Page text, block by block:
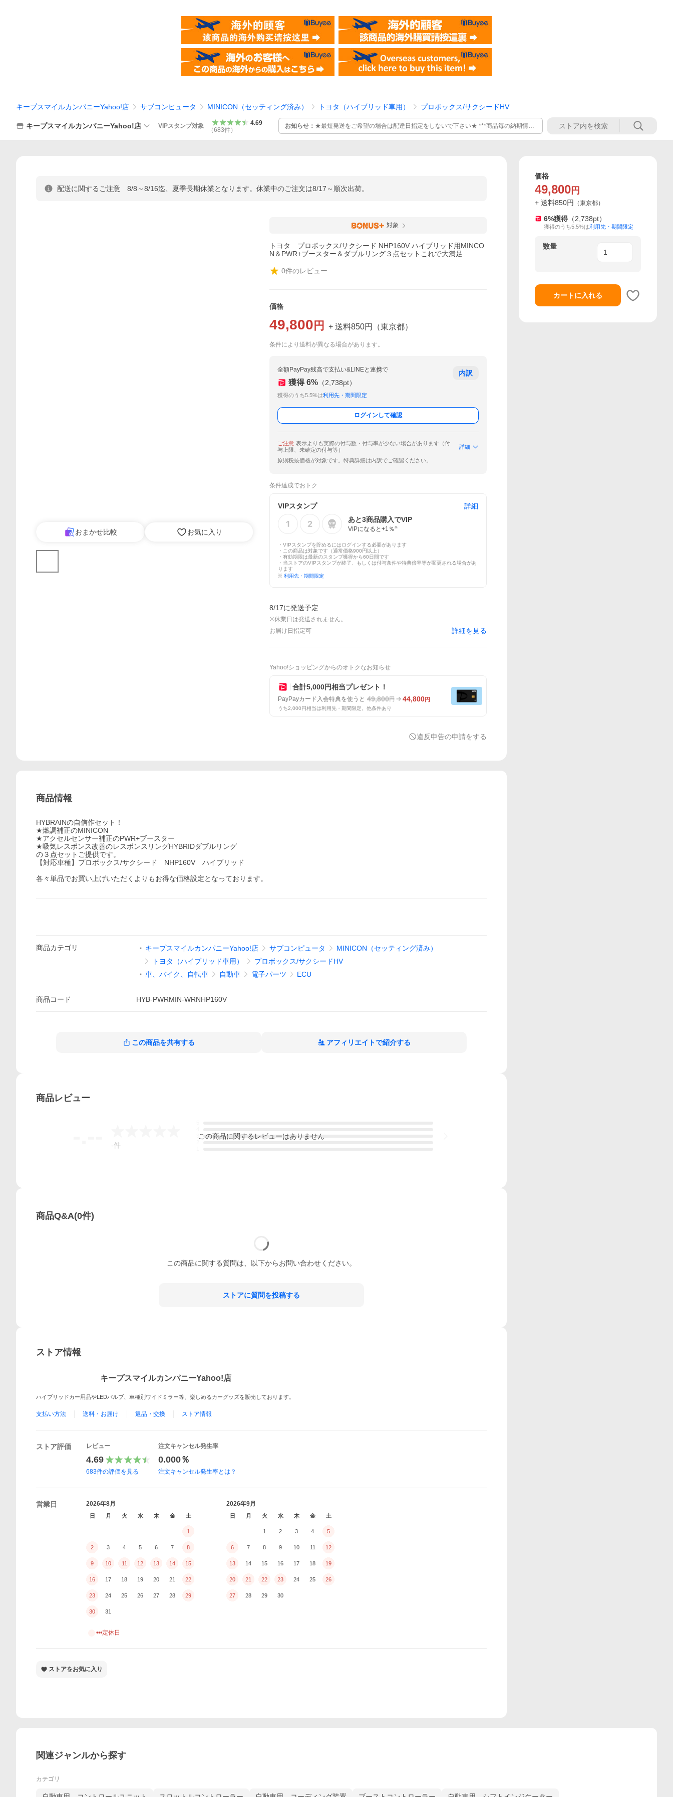
キープスマイルカンパニーYahoo!店 サブコンピュータ MINICON（セッティング済み） トヨタ（ハイブリッド車用） プロボックス/サクシードHV
キープスマイルカンパニーYahoo!店 VIPスタンプ対象
4.69
（683件）
お知らせ： ★最短発送をご希望の場合は配達日指定をしないで下さい★ ***商品毎の納期情報
よりコチラの情報が優先されます***
配送に関するご注意 8/8～8/16迄、夏季長期休業となります。休業中のご注文は8/17～順次出荷。
おまかせ比較 お気に入り
対象
トヨタ プロボックス/サクシード NHP160V ハイブリッド用MINCO
N＆PWR+ブースター＆ダブルリング３点セットこれで大満足
0件のレビュー
価格
49,800 円 + 送料850円 （東京都）
条件により送料が異なる場合があります。
全額PayPay残高で支払い&LINEと連携で
獲得 6% （2,738pt）
獲得のうち5.5%は利用先・期間限定
内訳
ログインして確認
ご注意 表示よりも実際の付与数・付与率が少ない場合があります（付
与上限、未確定の付与等）
詳細
原則税抜価格が対象です。特典詳細は内訳でご確認ください。
条件達成でおトク
VIPスタンプ
詳細
あと3商品購入でVIP
VIPになると+1 ％ ※
・VIPスタンプを貯めるにはログインする必要があります
・この商品は対象です（通常価格900円以上）
・有効期限は最新のスタンプ獲得から60日間です
・当ストアのVIPスタンプが終了、もしくは付与条件や特典倍率等が変更される場合があ
ります
※ 利用先・期間限定
8/17に発送予定
※休業日は発送されません。
お届け日指定可
詳細を見る
Yahoo!ショッピングからのオトクなお知らせ
合計5,000円相当プレゼント！
PayPayカード入会特典を使うと 49,800円 44,800円
うち2,000円相当は利用先・期間限定。他条件あり
違反申告の申請をする
商品情報
HYBRAINの自信作セット！
★燃調補正のMINICON
★アクセルセンサー補正のPWR+ブースター
★吸気レスポンス改善のレスポンスリングHYBRIDダブルリング
の３点セットご提供です。
【対応車種】プロボックス/サクシード NHP160V ハイブリッド
各々単品でお買い上げいただくよりもお得な価格設定となっております。
商品カテゴリ キープスマイルカンパニーYahoo!店 サブコンピュータ
MINICON（セッティング済み）
トヨタ（ハイブリッド車用）
プロボックス/サクシードHV
車、バイク、自転車
自動車 電子パーツ ECU
商品コード HYB-PWRMIN-WRNHP160V
この商品を共有する アフィリエイトで紹介する
商品レビュー
-件
この商品に関するレビューはありません
商品Q&A(0件)
この商品に関する質問は、以下からお問い合わせください。
ストアに質問を投稿する
ストア情報
キープスマイルカンパニーYahoo!店
ハイブリッドカー用品やLEDバルブ、車種別ワイドミラー等、楽しめるカーグッズを販売しております。
支払い方法 送料・お届け 返品・交換 ストア情報
ストア評価 レビュー
4.69
683件の評価を見る
注文キャンセル発生率
0.000％
注文キャンセル発生率とは？
営業日 2026年8月
日 月 火 水 木 金 土
1
2 3 4 5 6 7 8
9 10 11 12 13 14 15
16 17 18 19 20 21 22
23 24 25 26 27 28 29
30 31
2026年9月
日 月 火 水 木 金 土
1 2 3 4 5
6 7 8 9 10 11 12
13 14 15 16 17 18 19
20 21 22 23 24 25 26
27 28 29 30
•••定休日
ストアをお気に入り
価格
49,800 円
+ 送料850円 （東京都）
6%獲得 （2,738pt）
獲得のうち5.5%は利用先・期間限定
数量
カートに入れる
関連ジャンルから探す
カテゴリ